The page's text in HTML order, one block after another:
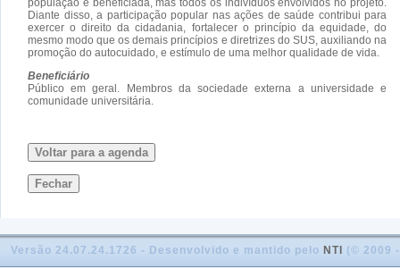
população é beneficiada, mas todos os indivíduos envolvidos no projeto.
Diante disso, a participação popular nas ações de saúde contribui para
exercer o direito da cidadania, fortalecer o princípio da equidade, do
mesmo modo que os demais princípios e diretrizes do SUS, auxiliando na
promoção do autocuidado, e estímulo de uma melhor qualidade de vida.
Beneficiário
Público em geral. Membros da sociedade externa a universidade e
comunidade universitária.
Voltar para a agenda
Fechar
Versão 24.07.24.1726 - Desenvolvido e mantido pelo NTI (© 2009 -